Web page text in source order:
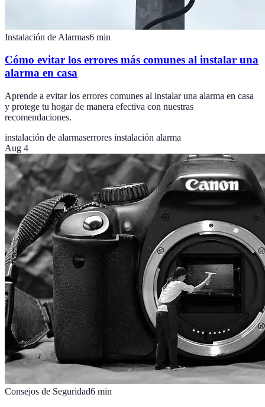
Instalación de Alarmas6 min
Cómo evitar los errores más comunes al instalar una
alarma en casa
Aprende a evitar los errores comunes al instalar una alarma en casa
y protege tu hogar de manera efectiva con nuestras
recomendaciones.
instalación de alarmaserrores instalación alarma
Aug 4
Consejos de Seguridad6 min